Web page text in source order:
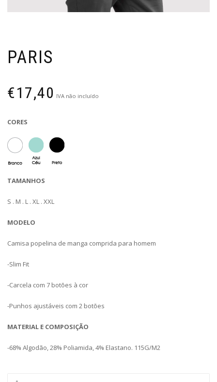
PARIS
€17,40 IVA não incluído
CORES
TAMANHOS
S . M . L . XL . XXL
MODELO
Camisa popelina de manga comprida para homem
-Slim Fit
-Carcela com 7 botões à cor
-Punhos ajustáveis com 2 botões
MATERIAL E COMPOSIÇÃO
-68% Algodão, 28% Poliamida, 4% Elastano. 115G/M2